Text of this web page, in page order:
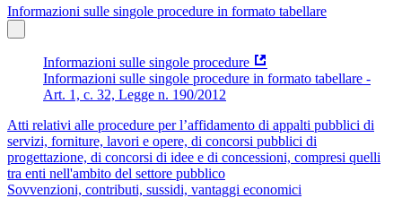
Informazioni sulle singole procedure in formato tabellare
Informazioni sulle singole procedure
Informazioni sulle singole procedure in formato tabellare -
Art. 1, c. 32, Legge n. 190/2012
Atti relativi alle procedure per l’affidamento di appalti pubblici di
servizi, forniture, lavori e opere, di concorsi pubblici di
progettazione, di concorsi di idee e di concessioni, compresi quelli
tra enti nell'ambito del settore pubblico
Sovvenzioni, contributi, sussidi, vantaggi economici